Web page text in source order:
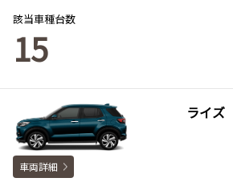
該当車種台数
15
ライズ
車両詳細